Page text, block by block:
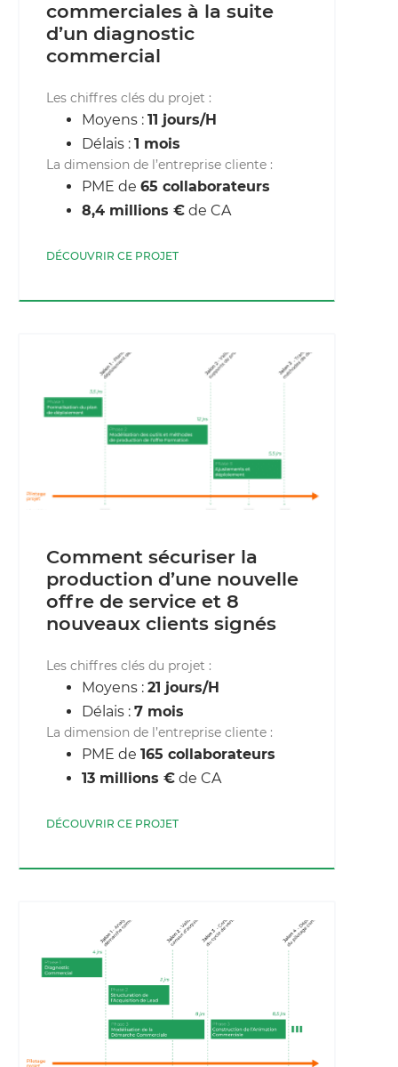
commerciales à la suite
d’un diagnostic
commercial
Les chiffres clés du projet :
Moyens : 11 jours/H
Délais : 1 mois
La dimension de l’entreprise cliente :
PME de 65 collaborateurs
8,4 millions € de CA
DÉCOUVRIR CE PROJET
Comment sécuriser la
production d’une nouvelle
offre de service et 8
nouveaux clients signés
Les chiffres clés du projet :
Moyens : 21 jours/H
Délais : 7 mois
La dimension de l’entreprise cliente :
PME de 165 collaborateurs
13 millions € de CA
DÉCOUVRIR CE PROJET